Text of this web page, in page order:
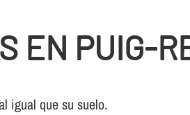
EN PUIG-
igual que su suelo.